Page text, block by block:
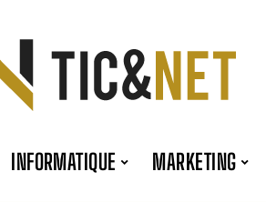
INFORMATIQUE MARKETING